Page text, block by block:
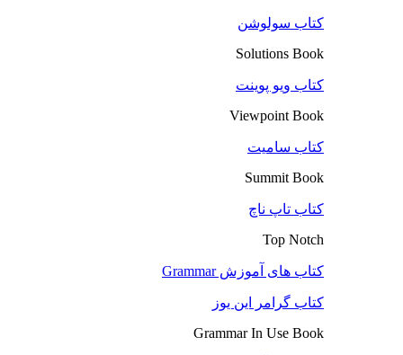
کتاب سولوشن
Solutions Book
کتاب ویو پوینت
Viewpoint Book
کتاب سامیت
Summit Book
کتاب تاپ ناچ
Top Notch
کتاب های آموزش Grammar
کتاب گرامر این یوز
Grammar In Use Book